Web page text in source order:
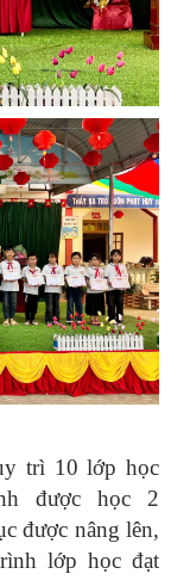
trì 10 lớp học
được học 2
được nâng lên,
lớp học đạt